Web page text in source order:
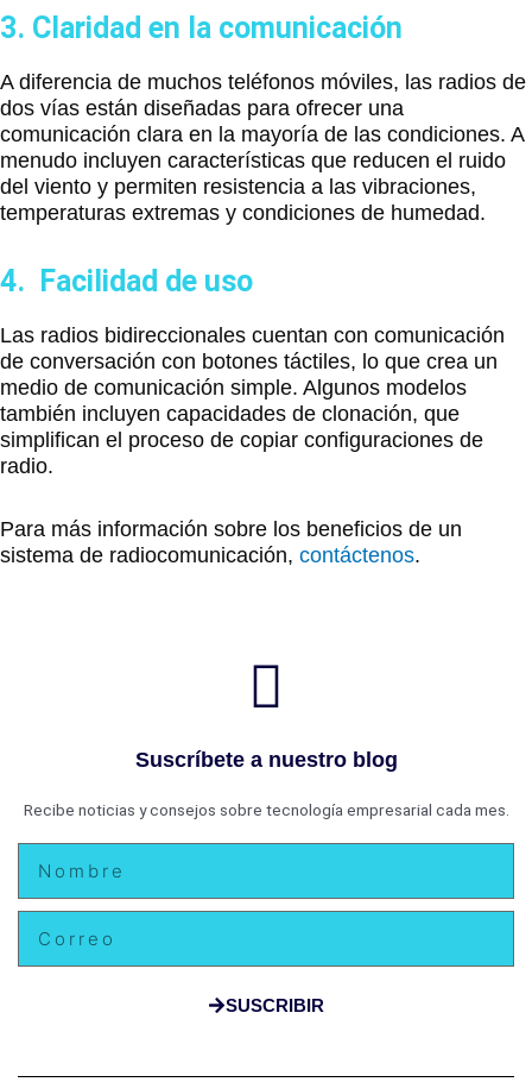
3. Claridad en la comunicación
A diferencia de muchos teléfonos móviles, las radios de
dos vías están diseñadas para ofrecer una
comunicación clara en la mayoría de las condiciones. A
menudo incluyen características que reducen el ruido
del viento y permiten resistencia a las vibraciones,
temperaturas extremas y condiciones de humedad.
4. Facilidad de uso
Las radios bidireccionales cuentan con comunicación
de conversación con botones táctiles, lo que crea un
medio de comunicación simple. Algunos modelos
también incluyen capacidades de clonación, que
simplifican el proceso de copiar configuraciones de
radio.
Para más información sobre los beneficios de un
sistema de radiocomunicación, contáctenos.
Suscríbete a nuestro blog
Recibe noticias y consejos sobre tecnología empresarial cada mes.
SUSCRIBIR